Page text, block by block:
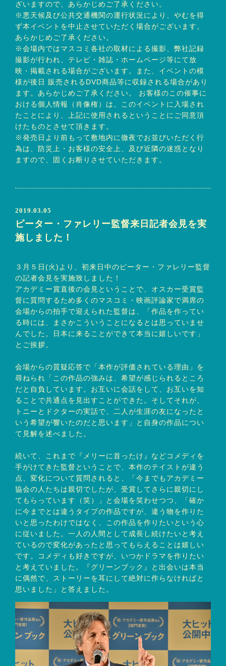
ざいますので、あらかじめご了承ください。
※悪天候及び公共交通機関の運行状況により、やむを得
ず本イベントを中止させていただく場合がございます。
あらかじめご了承ください。
※会場内ではマスコミ各社の取材による撮影、弊社記録
撮影が行われ、テレビ・雑誌・ホームページ等にて放
映・掲載される場合がございます。また、イベントの模
様が後日 販売されるDVD商品等に収録される場合があり
ます。あらかじめご了承ください。 お客様のこの催事に
おける個人情報（肖像権）は、このイベントに入場され
たことにより、上記に使用されるということにご同意頂
けたものとさせて頂きます。
※発売日より前もって敷地内に徹夜でお並びいただく行
為は、防災上・お客様の安全上、及び近隣の迷惑となり
ますので、固くお断りさせていただきます。
2019.03.05
ピーター・ファレリー監督来日記者会見を実
施しました！
３月５日(火)より、初来日中のピーター・ファレリー監督
の記者会見を実施致しました！
アカデミー賞直後の会見ということで、オスカー受賞監
督に質問するため多くのマスコミ・映画評論家で満席の
会場からの拍手で迎えられた監督は、「作品を作ってい
る時には、まさかこういうことになるとは思っていませ
んでした。日本に来ることができて本当に嬉しいです」
とご挨拶。
会場からの質疑応答で「本作が評価されている理由」を
尋ねられ「この作品の強みは、希望が感じられるところ
だと自負しています。お互いに会話をして、お互いを知
ることで共通点を見出すことができた。そしてそれが、
トニーとドクターの実話で、二人が生涯の友になったと
いう希望が響いたのだと思います」と自身の作品につい
て見解を述べました。
続いて、これまで『メリーに首ったけ』などコメディを
手がけてきた監督ということで、本作のテイストが違う
点、変化について質問されると、「今までもアカデミー
協会の人たちは親切でしたが、受賞してさらに親切にし
てもらっています（笑）」と会場を笑わせつつ、「確か
に今までとは違うタイプの作品ですが、違う物を作りた
いと思ったわけではなく、この作品を作りたいという心
に従いました。一人の人間として成長し続けたいと考え
ているので変化があったと思ってもらえることは嬉しい
です。コメディも好きですが、いつかドラマを作りたい
と考えていました。『グリーンブック』と出会いは本当
に偶然で、ストーリーを耳にして絶対に作らなければと
思いました」と答えました。